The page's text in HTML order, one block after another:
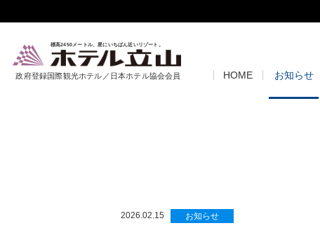
標高2450メートル、星にいちばん近いリゾート。
政府登録国際観光ホテル／日本ホテル協会会員 HOME お知らせ
2026.02.15 お知らせ